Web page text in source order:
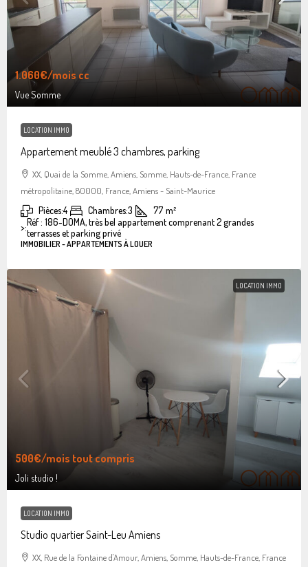
1.060€/mois cc
Vue Somme
LOCATION IMMO
Appartement meublé 3 chambres, parking
XX, Quai de la Somme, Amiens, Somme, Hauts-de-France, France
métropolitaine, 80000, France, Amiens - Saint-Maurice
Pièces:4 Chambres:3 77 m²
>:Réf : 186-DOMA, très bel appartement comprenant 2 grandes
terrasses et parking privé
IMMOBILIER - APPARTEMENTS À LOUER
LOCATION IMMO
500€/mois tout compris
Joli studio !
LOCATION IMMO
Studio quartier Saint-Leu Amiens
XX, Rue de la Fontaine d'Amour, Amiens, Somme, Hauts-de-France, France